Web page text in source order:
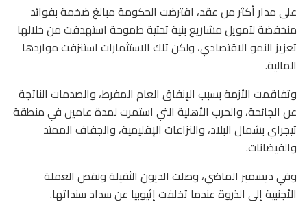
على مدار أكثر من عقد، اقترضت الحكومة مبالغ ضخمة بفوائد
منخفضة لتمويل مشاريع بنية تحتية طموحة استهدفت من خلالها
تعزيز النمو الاقتصادي، ولكن تلك الاستثمارات استنزفت مواردها
المالية.
وتفاقمت الأزمة بسبب الإنفاق العام المفرط، والصدمات الناتجة
عن الجائحة، والحرب الأهلية التي استمرت لمدة عامين في منطقة
تيجراي بشمال البلاد، والنزاعات الإقليمية، والجفاف الممتد
والفيضانات.
وفي ديسمبر الماضي، وصلت الديون الثقيلة ونقص العملة
الأجنبية إلى الذروة عندما تخلفت إثيوبيا عن سداد سنداتها.